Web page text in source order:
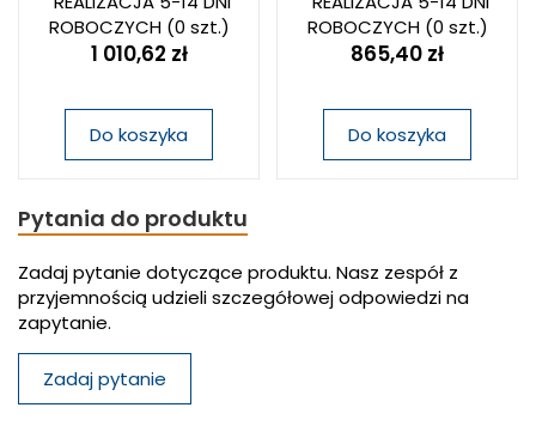
ROBOCZYCH(0 szt.)
1 010,62 zł
Do koszyka
ROBOCZYCH(0 szt.)
865,40 zł
Do koszyka
Pytania do produktu
Zadaj pytanie dotyczące produktu. Nasz zespół z
przyjemnością udzieli szczegółowej odpowiedzi na
zapytanie.
Zadaj pytanie